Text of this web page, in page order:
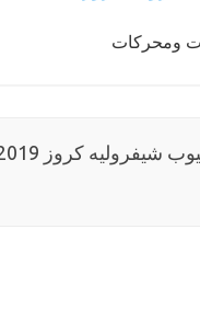
ومحركات
شيفروليه كروز 2019